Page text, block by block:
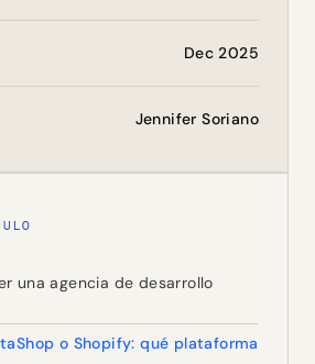
Dec 2025
Jennifer Soriano
una agencia de desarrollo
o Shopify: qué plataforma